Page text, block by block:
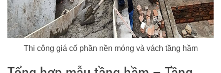
Thi công giá cố phần nền móng và vách tầng hầm